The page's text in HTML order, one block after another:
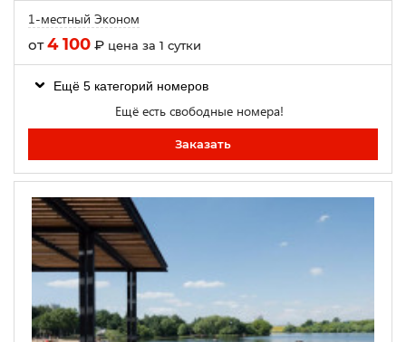
1-местный Эконом
от4 100 ₽ цена за 1 сутки
Ещё 5 категорий номеров
Ещё есть свободные номера!
Заказать